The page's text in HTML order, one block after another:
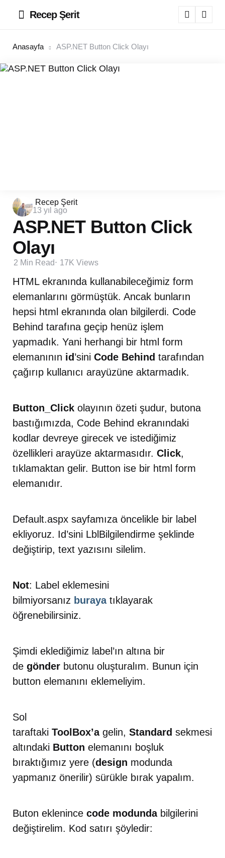
Recep Şerit
Anasayfa ASP.NET Button Click Olayı
Posted
by
Recep Şerit
13 yıl ago
ASP.NET Button Click
Olayı
2 Min Read 17K Views
HTML ekranında kullanabileceğimiz form
elemanlarını görmüştük. Ancak bunların
hepsi html ekranında olan bilgilerdi. Code
Behind tarafına geçip henüz işlem
yapmadık. Yani herhangi bir html form
elemanının id ’sini Code Behind tarafından
çağırıp kullanıcı arayüzüne aktarmadık.
Button_Click olayının özeti şudur, butona
bastığımızda, Code Behind ekranındaki
kodlar devreye girecek ve istediğimiz
özellikleri arayüze aktarmasıdır. Click,
tıklamaktan gelir. Button ise bir html form
elemanıdır.
Default.aspx sayfamıza öncelikle bir label
ekliyoruz. Id’sini LblBilgilendirme şeklinde
değiştirip, text yazısını silelim.
Not: Label eklemesini
bilmiyorsanız burayatıklayarak
öğrenebilirsiniz.
Şimdi eklediğimiz label’ın altına bir
de gönder butonu oluşturalım. Bunun için
button elemanını eklemeliyim.
Sol
taraftaki ToolBox’agelin, Standard sekmesi
altındaki Button elemanını boşluk
bıraktığımız yere (design modunda
yapmanız önerilir) sürükle bırak yapalım.
Buton eklenince code modundabilgilerini
değiştirelim. Kod satırı şöyledir: